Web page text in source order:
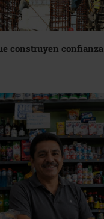
construyen confianza